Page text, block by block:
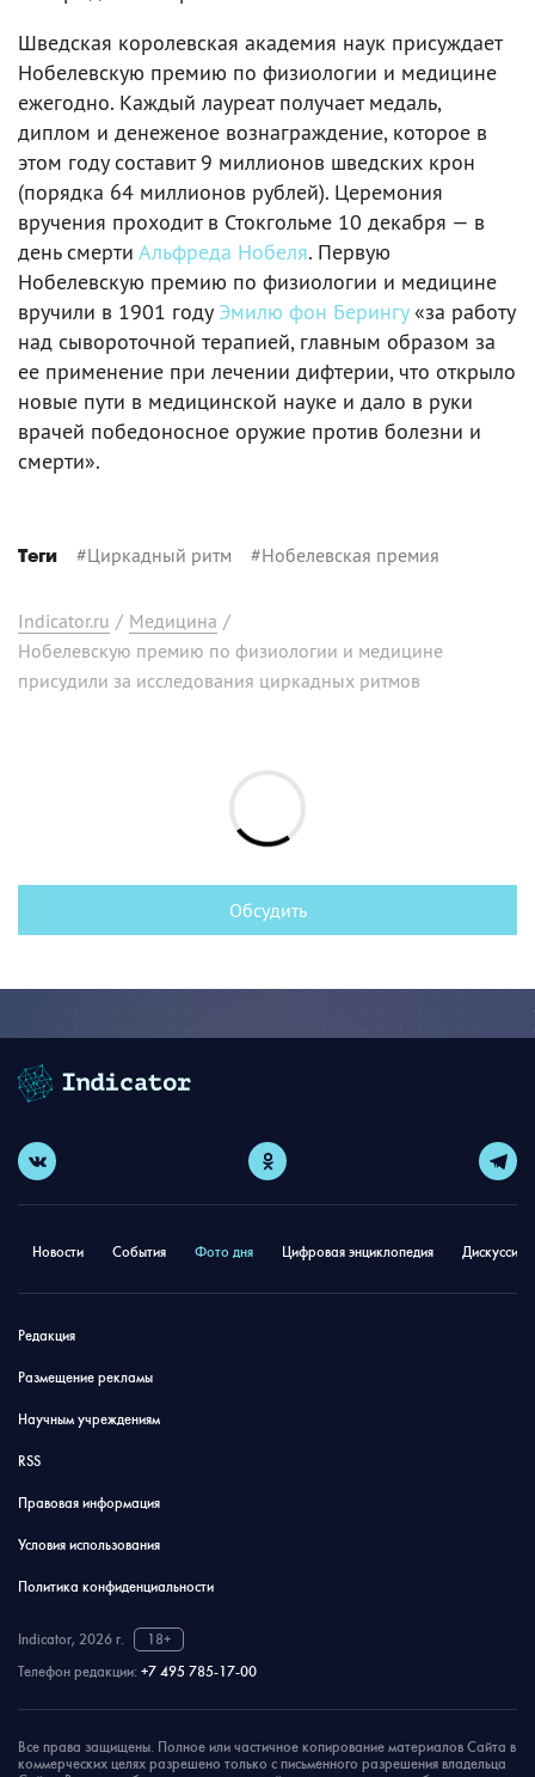
Шведская королевская академия наук присуждает
Нобелевскую премию по физиологии и медицине
ежегодно. Каждый лауреат получает медаль,
диплом и денеженое вознаграждение, которое в
этом году составит 9 миллионов шведских крон
(порядка 64 миллионов рублей). Церемония
вручения проходит в Стокгольме 10 декабря — в
день смерти Альфреда Нобеля. Первую
Нобелевскую премию по физиологии и медицине
вручили в 1901 году Эмилю фон Берингу«за работу
над сывороточной терапией, главным образом за
ее применение при лечении дифтерии, что открыло
новые пути в медицинской науке и дало в руки
врачей победоносное оружие против болезни и
смерти».
Теги #Циркадный ритм #Нобелевская премия
Indicator.ru / Медицина /
Нобелевскую премию по физиологии и медицине
присудили за исследования циркадных ритмов
Обсудить
Новости События Фото дня Цифровая энциклопедия
Редакция
Размещение рекламы
Научным учреждениям
RSS
Правовая информация
Условия использования
Политика конфиденциальности
Indicator, 2026 г.
18+
Телефон редакции: +7 495 785-17-00
Все права защищены. Полное или частичное копирование материалов Сайта в
коммерческих целях разрешено только с письменного разрешения владельца